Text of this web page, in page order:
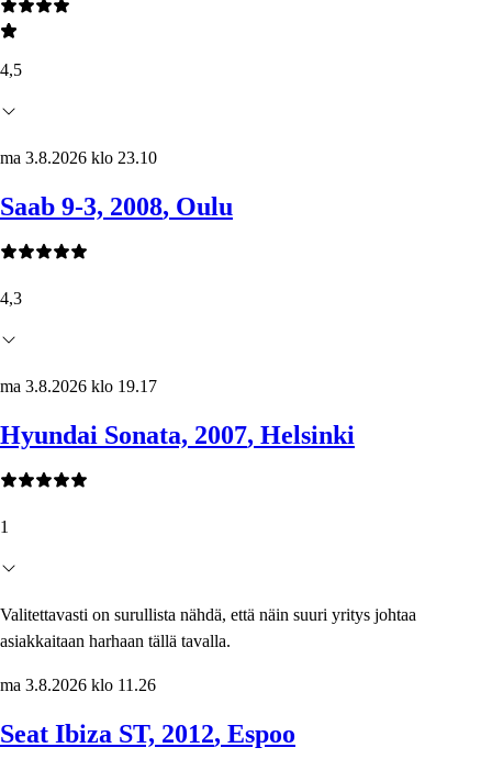
4,5
ma 3.8.2026 klo 23.10
Saab 9-3, 2008, Oulu
4,3
ma 3.8.2026 klo 19.17
Hyundai Sonata, 2007, Helsinki
1
Valitettavasti on surullista nähdä, että näin suuri yritys johtaa
asiakkaitaan harhaan tällä tavalla.
ma 3.8.2026 klo 11.26
Seat Ibiza ST, 2012, Espoo